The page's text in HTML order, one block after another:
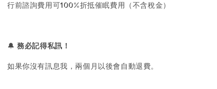
行前諮詢費用可100%折抵催眠費用（不含稅金）
🔔務必記得私訊！
如果你沒有訊息我，兩個月以後會自動退費。